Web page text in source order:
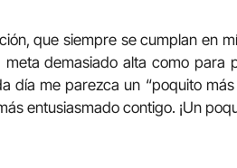
que siempre se cumplan en
demasiado alta como para
día me parezca un “poquito
entusiasmado contigo. ¡Un